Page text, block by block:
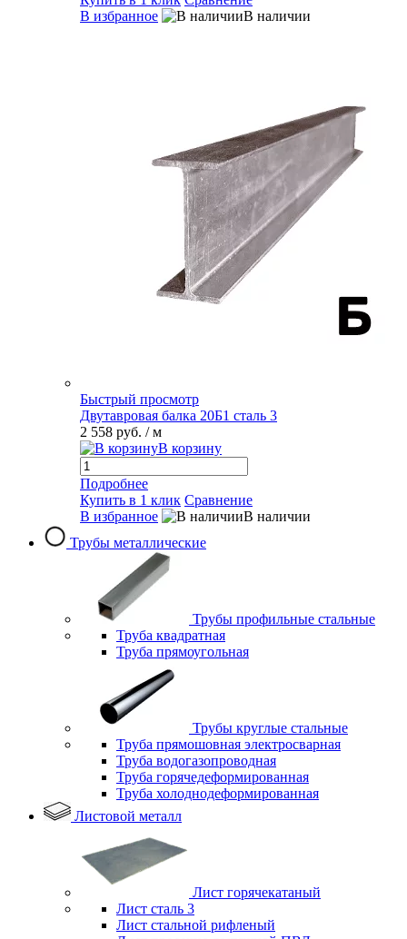
В избранное
В наличии
Быстрый просмотр
Двутавровая балка 20Б1 сталь 3
2 558 руб. / м
В корзину
Подробнее
Купить в 1 клик Сравнение
В избранное
В наличии
Трубы металлические
Трубы профильные стальные
Труба квадратная
Труба прямоугольная
Трубы круглые стальные
Труба прямошовная электросварная
Труба водогазопроводная
Труба горячедеформированная
Труба холоднодеформированная
Листовой металл
Лист горячекатаный
Лист сталь 3
Лист стальной рифленый